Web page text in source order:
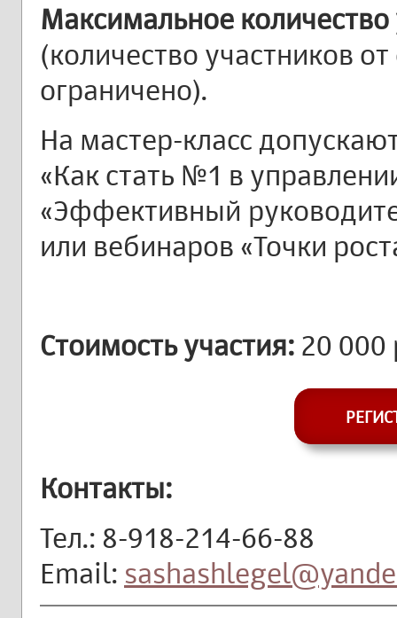
Максимальное количество
(количество участников
ограничено).
На мастер-класс
«Как стать №1 в
«Эффективный
или вебинаров «Точки
Стоимость участия: 20 000
Контакты:
Тел.: 8-918-214-66-88
Email: